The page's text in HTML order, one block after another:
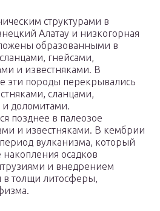
структурами в
Алатау и низкогорная
образованными в
гнейсами,
и известняками. В
эти породы перекрывались
сланцами,
доломитами.
позднее в палеозое
и известняками. В кембрии
вулканизма, который
осадков
и внедрением
в толщи литосферы,